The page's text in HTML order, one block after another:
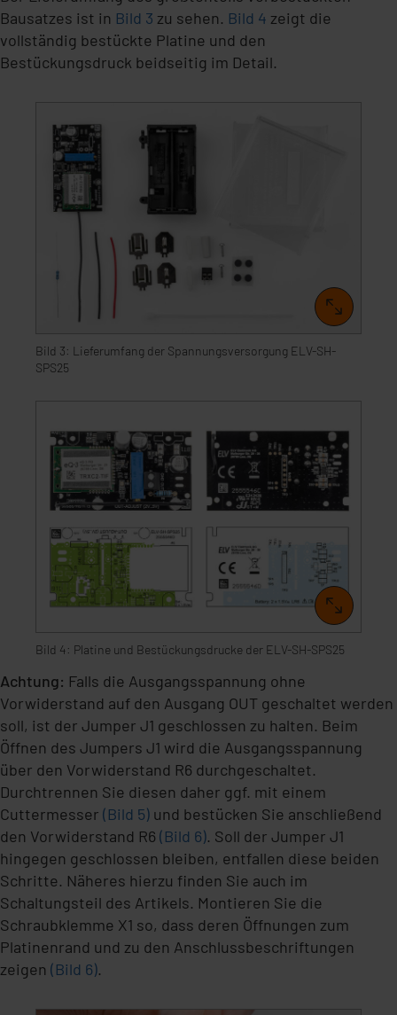
Bausatzes ist in Bild 3 zu sehen. Bild 4 zeigt die
vollständig bestückte Platine und den
Bestückungsdruck beidseitig im Detail.
Bild 3: Lieferumfang der Spannungsversorgung ELV-SH-
SPS25
Bild 4: Platine und Bestückungsdrucke der ELV-SH-SPS25
Achtung: Falls die Ausgangsspannung ohne
Vorwiderstand auf den Ausgang OUT geschaltet werden
soll, ist der Jumper J1 geschlossen zu halten. Beim
Öffnen des Jumpers J1 wird die Ausgangsspannung
über den Vorwiderstand R6 durchgeschaltet.
Durchtrennen Sie diesen daher ggf. mit einem
Cuttermesser (Bild 5) und bestücken Sie anschließend
den Vorwiderstand R6 (Bild 6). Soll der Jumper J1
hingegen geschlossen bleiben, entfallen diese beiden
Schritte. Näheres hierzu finden Sie auch im
Schaltungsteil des Artikels. Montieren Sie die
Schraubklemme X1 so, dass deren Öffnungen zum
Platinenrand und zu den Anschlussbeschriftungen
zeigen (Bild 6).